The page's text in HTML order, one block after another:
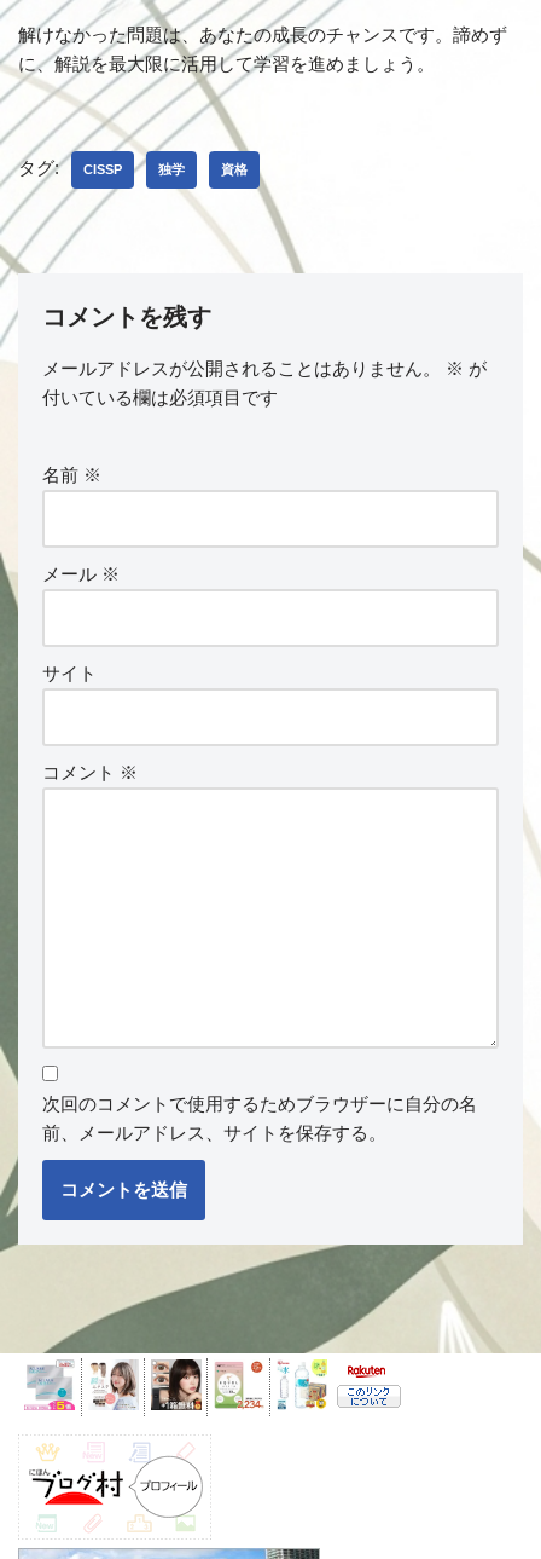
解けなかった問題は、あなたの成長のチャンスです。諦めず
に、解説を最大限に活用して学習を進めましょう。
タグ: CISSP 独学 資格
コメントを残す
メールアドレスが公開されることはありません。 ※ が
付いている欄は必須項目です
名前 ※
メール ※
サイト
コメント ※
次回のコメントで使用するためブラウザーに自分の名
前、メールアドレス、サイトを保存する。